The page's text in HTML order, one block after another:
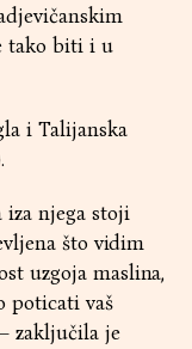
tako biti i u
i Talijanska
iza njega stoji
što vidim
uzgoja maslina,
poticati vaš
zaključila je